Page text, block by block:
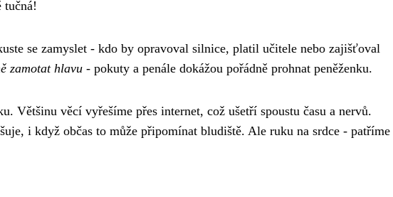
tučná!
se zamyslet - kdo by opravoval silnice, platil učitele nebo zajišťoval
zamotat hlavu - pokuty a penále dokážou pořádně prohnat peněženku.
Většinu věcí vyřešíme přes internet, což ušetří spoustu času a nervů.
i když občas to může připomínat bludiště. Ale ruku na srdce - patříme